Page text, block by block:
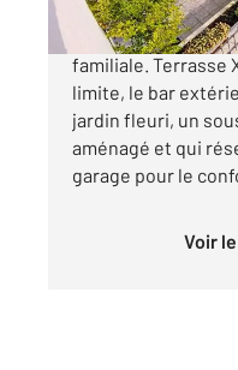
Je plante le Décor
familiale. Terrasse
limite, le bar
jardin fleuri, un
aménagé et qui
garage pour le
Voir